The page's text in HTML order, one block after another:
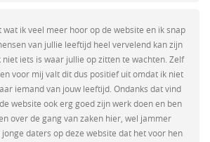
wat ik veel meer hoor op de website en ik snap
van jullie leeftijd heel vervelend kan zijn
niet iets is waar jullie op zitten te wachten. Zelf
voor mij valt dit dus positief uit omdat ik niet
iemand van jouw leeftijd. Ondanks dat vind
website ook erg goed zijn werk doen en ben
over de gang van zaken hier, wel jammer
daters op deze website dat het voor hen